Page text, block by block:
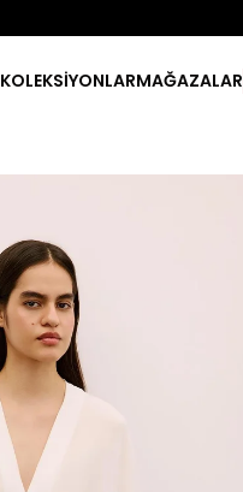
KOLEKSİYONLARMAĞAZALAR